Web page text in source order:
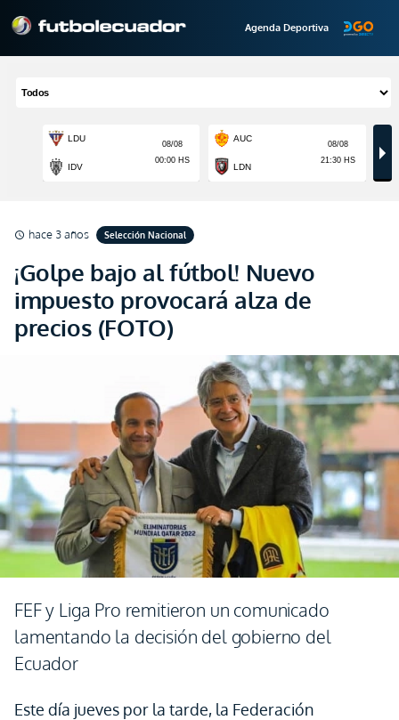
Agenda Deportiva
schedule hace 3 años Selección Nacional
¡Golpe bajo al fútbol! Nuevo
impuesto provocará alza de
precios (FOTO)
FEF y Liga Pro remitieron un comunicado
lamentando la decisión del gobierno del
Ecuador
Este día jueves por la tarde, la Federación